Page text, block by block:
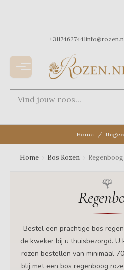
+31174627441
Home
Home Bos Rozen Regenboog
Bestel een prachtige bos
de kweker bij u thuisbezorgd. U
rozen bestellen van minimaal
blij met een bos regenboog